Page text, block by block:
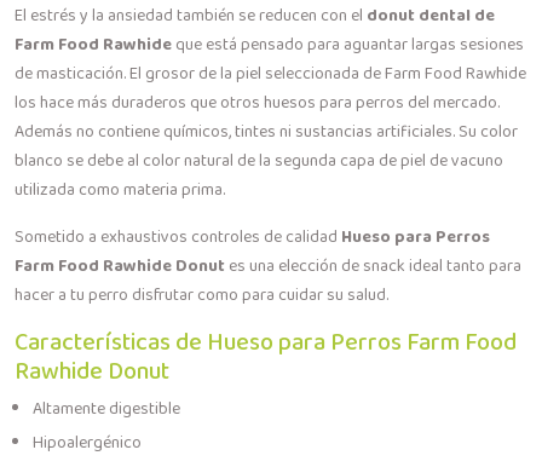
El estrés y la ansiedad también se reducen con el donut dental de
Farm Food Rawhideque está pensado para aguantar largas sesiones
de masticación. El grosor de la piel seleccionada de Farm Food Rawhide
los hace más duraderos que otros huesos para perros del mercado.
Además no contiene químicos, tintes ni sustancias artificiales. Su color
blanco se debe al color natural de la segunda capa de piel de vacuno
utilizada como materia prima.
Sometido a exhaustivos controles de calidad Hueso para Perros
Farm Food Rawhide Donutes una elección de snack ideal tanto para
hacer a tu perro disfrutar como para cuidar su salud.
Características de Hueso para Perros Farm Food
Rawhide Donut
Altamente digestible
Hipoalergénico